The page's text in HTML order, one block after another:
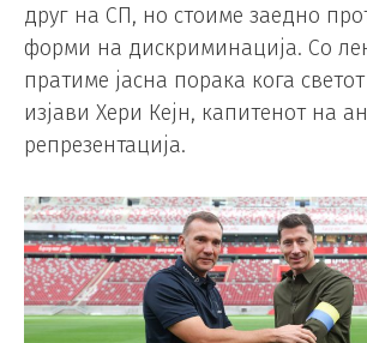
друг на СП, но стоиме заедно
форми на дискриминација. Со
пратиме јасна порака кога светот
изјави Хери Кејн, капитенот на
репрезентација.